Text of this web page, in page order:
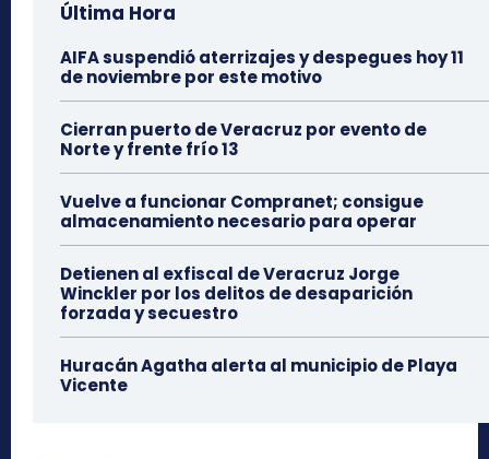
Última Hora
AIFA suspendió aterrizajes y despegues hoy 11
de noviembre por este motivo
Cierran puerto de Veracruz por evento de
Norte y frente frío 13
Vuelve a funcionar Compranet; consigue
almacenamiento necesario para operar
Detienen al exfiscal de Veracruz Jorge
Winckler por los delitos de desaparición
forzada y secuestro
Huracán Agatha alerta al municipio de Playa
Vicente